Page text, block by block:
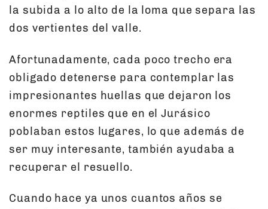
la subida a lo alto de la loma que separa las
dos vertientes del valle.
Afortunadamente, cada poco trecho era
obligado detenerse para contemplar las
impresionantes huellas que dejaron los
enormes reptiles que en el Jurásico
poblaban estos lugares, lo que además de
ser muy interesante, también ayudaba a
recuperar el resuello.
Cuando hace ya unos cuantos años se